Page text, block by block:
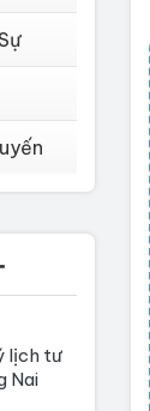
Lịch
Nai